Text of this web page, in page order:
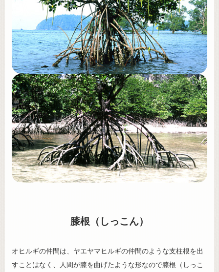
膝根（しっこん）
オヒルギの仲間は、ヤエヤマヒルギの仲間のような支柱根を出
すことはなく、人間が膝を曲げたような形なので膝根（しっこ